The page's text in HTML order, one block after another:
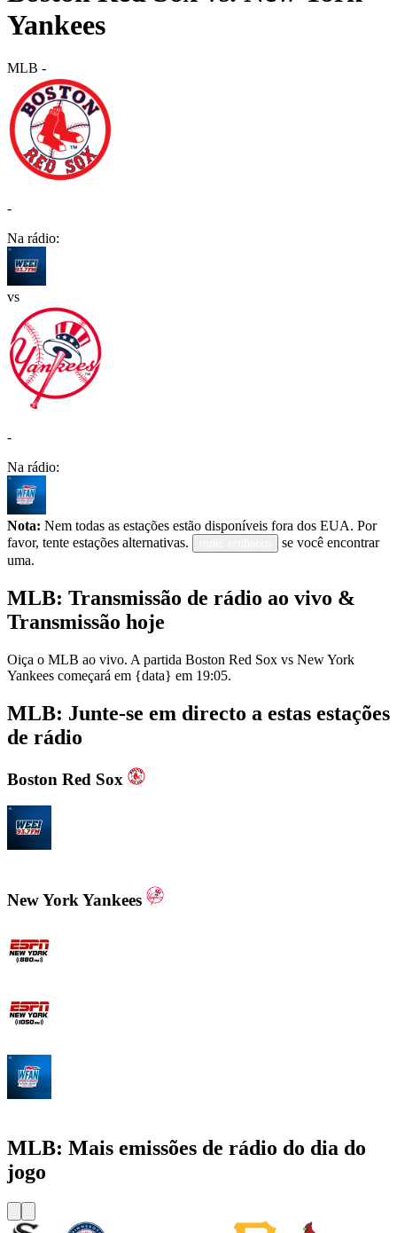
Yankees
MLB -
-
Na rádio:
vs
-
Na rádio:
Nota: Nem todas as estações estão disponíveis fora dos EUA. Por
favor, tente estações alternativas.
se você encontrar
uma.
MLB: Transmissão de rádio ao vivo &
Transmissão hoje
Oiça o MLB ao vivo. A partida Boston Red Sox vs New York
Yankees começará em {data} em 19:05.
MLB: Junte-se em directo a estas estações
de rádio
Boston Red Sox
New York Yankees
MLB: Mais emissões de rádio do dia do
jogo